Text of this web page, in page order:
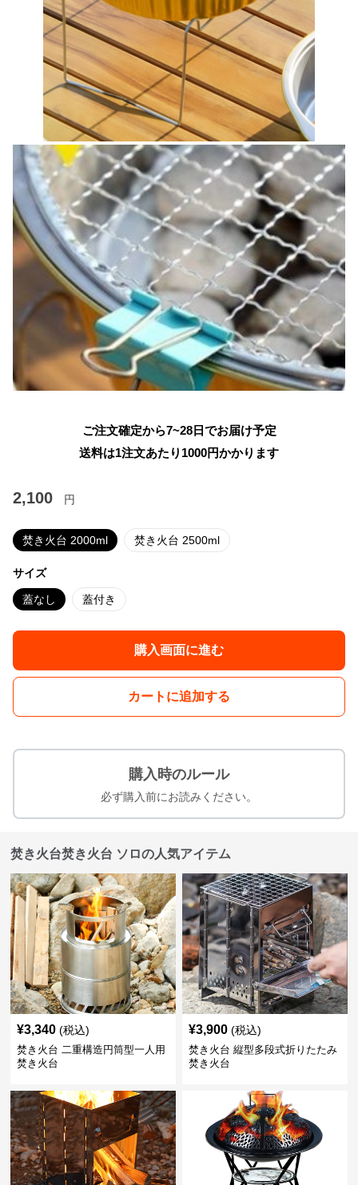
ご注文確定から7~28日でお届け予定
送料は1注文あたり 1000円かかります
2,100 円
焚き火台 2000ml 焚き火台 2500ml
サイズ
蓋なし 蓋付き
購入画面に進む
カートに追加する
購入時のルール
必ず購入前にお読みください。
焚き火台焚き火台 ソロの人気アイテム
¥3,340 (税込)
焚き火台 二重構造円筒型一人用
焚き火台
¥3,900 (税込)
焚き火台 縦型多段式折りたたみ
焚き火台